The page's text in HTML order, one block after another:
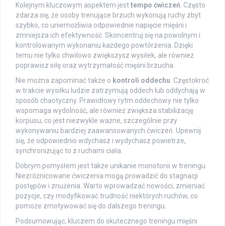
Kolejnym kluczowym aspektem jesttempo ćwiczeń . Często
zdarza się, że osoby trenujące brzuch wykonują ruchy zbyt
szybko, co uniemożliwia odpowiednie napięcie mięśni i
zmniejsza ich efektywność. Skoncentruj się na powolnym i
kontrolowanym wykonaniu każdego powtórzenia. Dzięki
temu nie tylko chwilowo zwiększysz wysiłek, ale również
poprawisz siłę oraz wytrzymałość mięśni brzucha.
Nie można zapominać także o kontroli oddechu . Częstokroć
w trakcie wysiłku ludzie zatrzymują oddech lub oddychają w
sposób chaotyczny. Prawidłowy rytm oddechowy nie tylko
wspomaga wydolność, ale również zwiększa stabilizację
korpusu, co jest niezwykle ważne, szczególnie przy
wykonywaniu bardziej zaawansowanych ćwiczeń. Upewnij
się, że odpowiednio wdychasz i wydychasz powietrze,
synchronizując to z ruchami ciała.
Dobrym pomysłem jest także unikanie monotonii w treningu.
Niezróżnicowane ćwiczenia mogą prowadzić do stagnacji
postępów i znużenia. Warto wprowadzać nowości, zmieniać
pozycje, czy modyfikować trudność niektórych ruchów, co
pomoże zmotywować się do dalszego treningu.
Podsumowując, kluczem do skutecznego treningu mięśni